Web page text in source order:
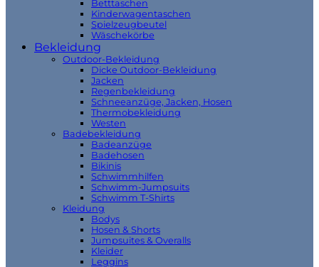
Betttaschen
Kinderwagentaschen
Spielzeugbeutel
Wäschekörbe
Bekleidung
Outdoor-Bekleidung
Dicke Outdoor-Bekleidung
Jacken
Regenbekleidung
Schneeanzüge, Jacken, Hosen
Thermobekleidung
Westen
Badebekleidung
Badeanzüge
Badehosen
Bikinis
Schwimmhilfen
Schwimm-Jumpsuits
Schwimm T-Shirts
Kleidung
Bodys
Hosen & Shorts
Jumpsuites & Overalls
Kleider
Leggins